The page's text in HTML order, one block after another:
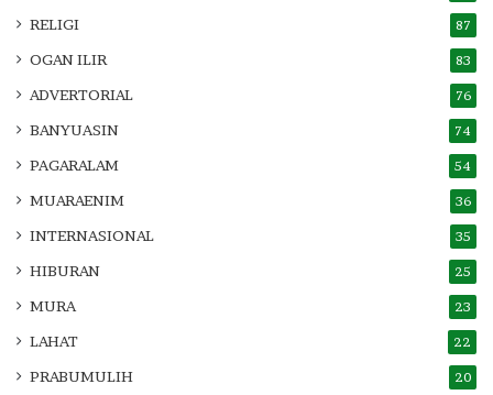
RELIGI 87
OGAN ILIR 83
ADVERTORIAL 76
BANYUASIN 74
PAGARALAM 54
MUARAENIM 36
INTERNASIONAL 35
HIBURAN 25
MURA 23
LAHAT 22
PRABUMULIH 20